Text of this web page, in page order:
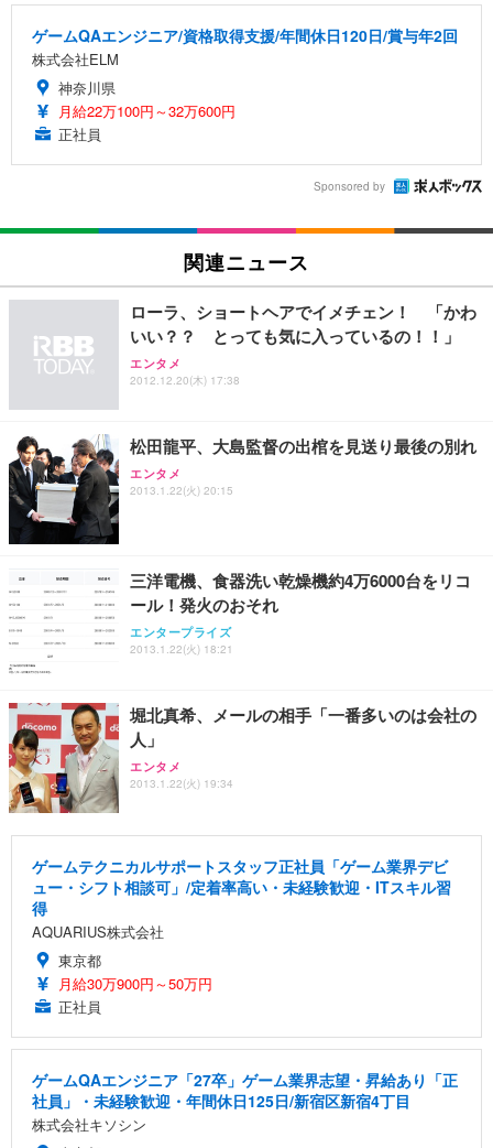
ゲームQAエンジニア/資格取得支援/年間休日120日/賞与年2回
株式会社ELM
神奈川県
月給22万100円～32万600円
正社員
Sponsored by
関連ニュース
ローラ、ショートヘアでイメチェン！ 「かわ
いい？？ とっても気に入っているの！！」
エンタメ
2012.12.20(木) 17:38
松田龍平、大島監督の出棺を見送り最後の別れ
エンタメ
2013.1.22(火) 20:15
三洋電機、食器洗い乾燥機約4万6000台をリコ
ール！発火のおそれ
エンタープライズ
2013.1.22(火) 18:21
堀北真希、メールの相手「一番多いのは会社の
人」
エンタメ
2013.1.22(火) 19:34
ゲームテクニカルサポートスタッフ正社員「ゲーム業界デビ
ュー・シフト相談可」/定着率高い・未経験歓迎・ITスキル習
得
AQUARIUS株式会社
東京都
月給30万900円～50万円
正社員
ゲームQAエンジニア「27卒」ゲーム業界志望・昇給あり「正
社員」・未経験歓迎・年間休日125日/新宿区新宿4丁目
株式会社キソシン